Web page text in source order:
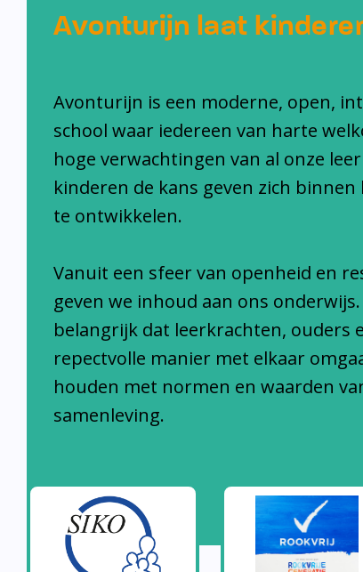
Avonturijn laat
Avonturijn is een moderne, open,
school waar iedereen van harte
hoge verwachtingen van al onze
kinderen de kans geven zich
te ontwikkelen.
Vanuit een sfeer van openheid en
geven we inhoud aan ons
belangrijk dat leerkrachten, ouders
repectvolle manier met elkaar
houden met normen en waarden
samenleving.